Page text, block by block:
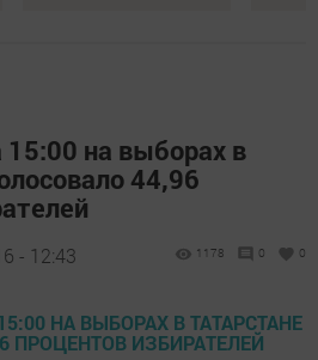
на выборах в
44,96
- 12:43 1178 0 0